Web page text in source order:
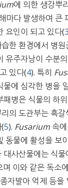
에 의한 생강뿌
마다 발생하여 큰
요인이 되고 있다(3
한 환경에서 병
유주자낭이 수분
있다(4). 특히
물에 심각한 병을
패병은 식물의 하
의 도관부는 흑
5). Fusarium 속
동물에 활성을 보
대사산물에는 식
이와 같은 독소
자발아 억제 등을